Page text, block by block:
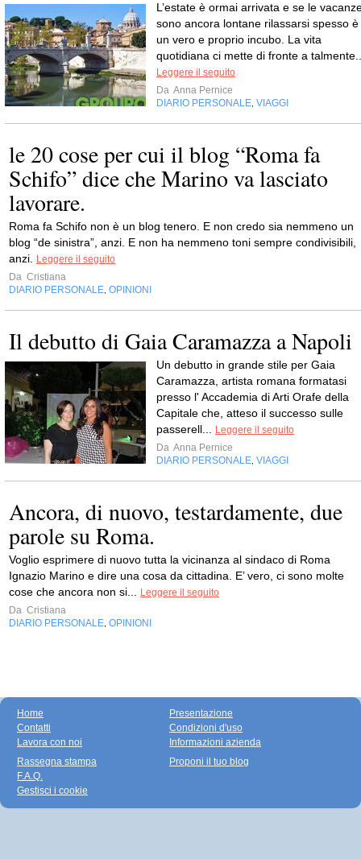
L’estate è ormai arrivata e se le
sono ancora lontane rilassarsi spesso è
un vero e proprio incubo. La vita
quotidiana ci mette di fronte a
Leggere il seguito
Da Anna Pernice
DIARIO PERSONALE VIAGGI
le 20 cose per cui il blog “Roma fa
Schifo” dice che Marino va lasciato
lavorare.
Roma fa Schifo non è un blog tenero. E non credo sia nemmeno un
blog “de sinistra”, anzi. E non ha nemmeno toni sempre condivisibili,
anzi.
Leggere il seguito
Da Cristiana
DIARIO PERSONALE OPINIONI
Il debutto di Gaia Caramazza a Napoli
Un debutto in grande stile per Gaia
Caramazza, artista romana formatasi
presso l' Accademia di Arti Orafe della
Capitale che, atteso il successo sulle
passerell...
Leggere il seguito
Da Anna Pernice
DIARIO PERSONALE VIAGGI
Ancora, di nuovo, testardamente, due
parole su Roma.
Voglio esprimere di nuovo tutta la vicinanza al sindaco di Roma
Ignazio Marino​ e dire una cosa da cittadina. E’ vero, ci sono molte
cose che ancora non si...
Leggere il seguito
Da Cristiana
DIARIO PERSONALE OPINIONI
Home
Contatti
Lavora con noi
Presentazione
Condizioni d'uso
Informazioni azienda
Rassegna stampa
F.A.Q.
Gestisci i cookie
Proponi il tuo blog